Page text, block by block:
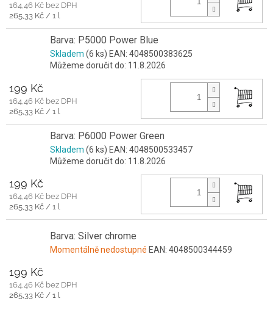
164,46 Kč bez DPH
Měrná
265,33 Kč / 1 l
Barva: P5000 Power Blue
Skladem (6 ks) EAN: 4048500383625
Můžeme doručit do: 11.8.2026
199 Kč
164,46 Kč bez DPH
Měrná
265,33 Kč / 1 l
Barva: P6000 Power Green
Skladem (6 ks) EAN: 4048500533457
Můžeme doručit do: 11.8.2026
199 Kč
164,46 Kč bez DPH
Měrná
265,33 Kč / 1 l
Barva: Silver chrome
Momentálně nedostupné EAN: 4048500344459
199 Kč
164,46 Kč bez DPH
Měrná
265,33 Kč / 1 l